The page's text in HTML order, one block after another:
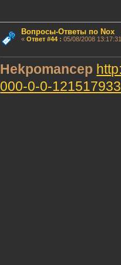
Вопросы-Ответы по Nox
« Ответ #44: 05/08/2008
Hekpomancep
000-0-0-